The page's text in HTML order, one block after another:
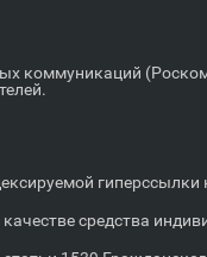
коммуникаций
гиперссылки
средства